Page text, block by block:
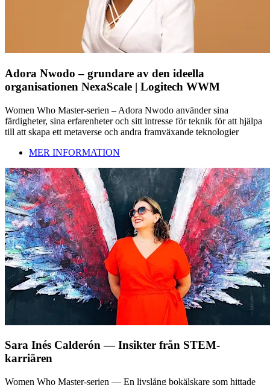
Adora Nwodo – grundare av den ideella
organisationen NexaScale | Logitech WWM
Women Who Master-serien – Adora Nwodo använder sina
färdigheter, sina erfarenheter och sitt intresse för teknik för att hjälpa
till att skapa ett metaverse och andra framväxande teknologier
MER INFORMATION
Sara Inés Calderón — Insikter från STEM-
karriären
Women Who Master-serien — En livslång bokälskare som hittade